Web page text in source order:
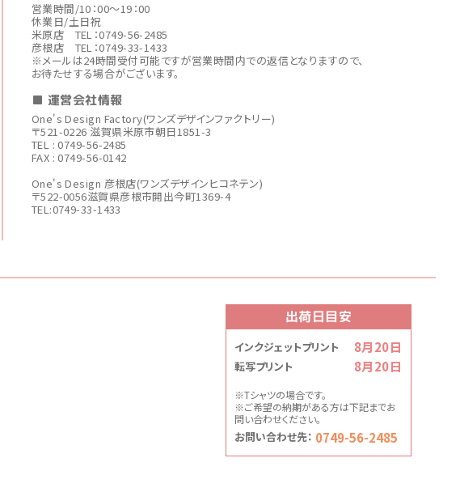
営業時間/10：00～19：00
休業日/土日祝
米原店 TEL：0749-56-2485
彦根店 TEL：0749-33-1433
※メールは24時間受付可能ですが営業時間内での返信となりますので、
お待たせする場合がございます。
■ 運営会社情報
One's Design Factory(ワンズデザインファクトリー)
〒521-0226 滋賀県米原市朝日1851-3
TEL : 0749-56-2485
FAX : 0749-56-0142
One's Design 彦根店(ワンズデザインヒコネテン)
〒522-0056滋賀県彦根市開出今町1369-4
TEL:0749-33-1433
出荷日目安
インクジェットプリント 8月20日
転写プリント 8月20日
※Tシャツの場合です。
※ご希望の納期がある方は下記までお
問い合わせください。
お問い合わせ先： 0749-56-2485